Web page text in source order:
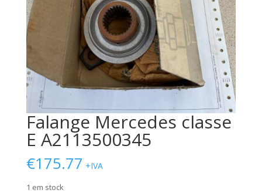
Falange Mercedes classe
E A2113500345
€175.77 +IVA
1 em stock